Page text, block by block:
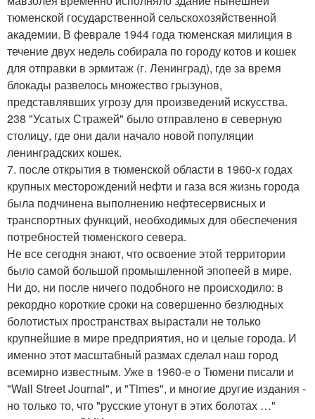
тюменской государственной сельскохозяйственной
академии. В феврале 1944 года тюменская милиция в
течение двух недель собирала по городу котов и кошек
для отправки в эрмитаж (г. Ленинград), где за время
блокады развелось множество грызунов,
представлявших угрозу для произведений искусства.
238 "Усатых Стражей" было отправлено в северную
столицу, где они дали начало новой популяции
ленинградских кошек.
7. после открытия в тюменской области в 1960-х годах
крупных месторождений нефти и газа вся жизнь города
была подчинена выполнению нефтесервисных и
транспортных функций, необходимых для обеспечения
потребностей тюменского севера.
Не все сегодня знают, что освоение этой территории
было самой большой промышленной эпопеей в мире.
Ни до, ни после ничего подобного не происходило: в
рекордно короткие сроки на совершенно безлюдных
болотистых пространствах вырастали не только
крупнейшие в мире предприятия, но и целые города. И
именно этот масштабный размах сделал наш город
всемирно известным. Уже в 1960-е о Тюмени писали и
"Wall Street Journal", и "Times", и многие другие издания -
но только то, что "русские утонут в этих болотах …"